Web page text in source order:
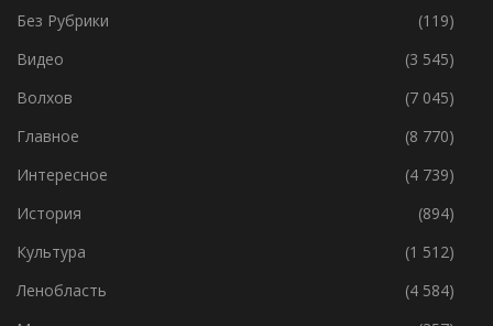
Без Рубрики
(119)
Видео
(3 545)
Волхов
(7 045)
Главное
(8 770)
Интересное
(4 739)
История
(894)
Культура
(1 512)